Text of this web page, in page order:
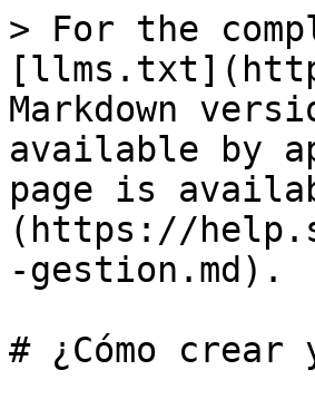
> For the
Markdown
available by
page is
(https://
-gestion.md).
# ¿Cómo